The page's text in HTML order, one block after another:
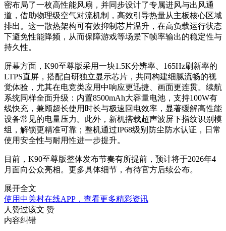
密布局了一枚高性能风扇，并同步设计了专属进风与出风通
道，借助物理级空气对流机制，高效引导热量从主板核心区域
排出。这一散热架构可有效抑制芯片温升，在高负载运行状态
下避免性能降频，从而保障游戏等场景下帧率输出的稳定性与
持久性。
屏幕方面，K90至尊版采用一块1.5K分辨率、165Hz刷新率的
LTPS直屏，搭配自研独立显示芯片，共同构建细腻流畅的视
觉体验，尤其在电竞类应用中响应更迅捷、画面更连贯。续航
系统同样全面升级：内置8500mAh大容量电池，支持100W有
线快充，兼顾超长使用时长与极速回电效率，显著缓解高性能
设备常见的电量压力。此外，新机搭载超声波屏下指纹识别模
组，解锁更精准可靠；整机通过IP68级别防尘防水认证，日常
使用安全性与耐用性进一步提升。
目前，K90至尊版整体发布节奏有所提前，预计将于2026年4
月面向公众亮相。更多具体细节，有待官方后续公布。
展开全文
使用中关村在线APP，查看更多精彩资讯
人赞过该文 赞
内容纠错